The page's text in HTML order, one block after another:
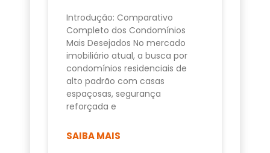
Introdução: Comparativo
Completo dos Condomínios
Mais Desejados No mercado
imobiliário atual, a busca por
condomínios residenciais de
alto padrão com casas
espaçosas, segurança
reforçada e
SAIBA MAIS